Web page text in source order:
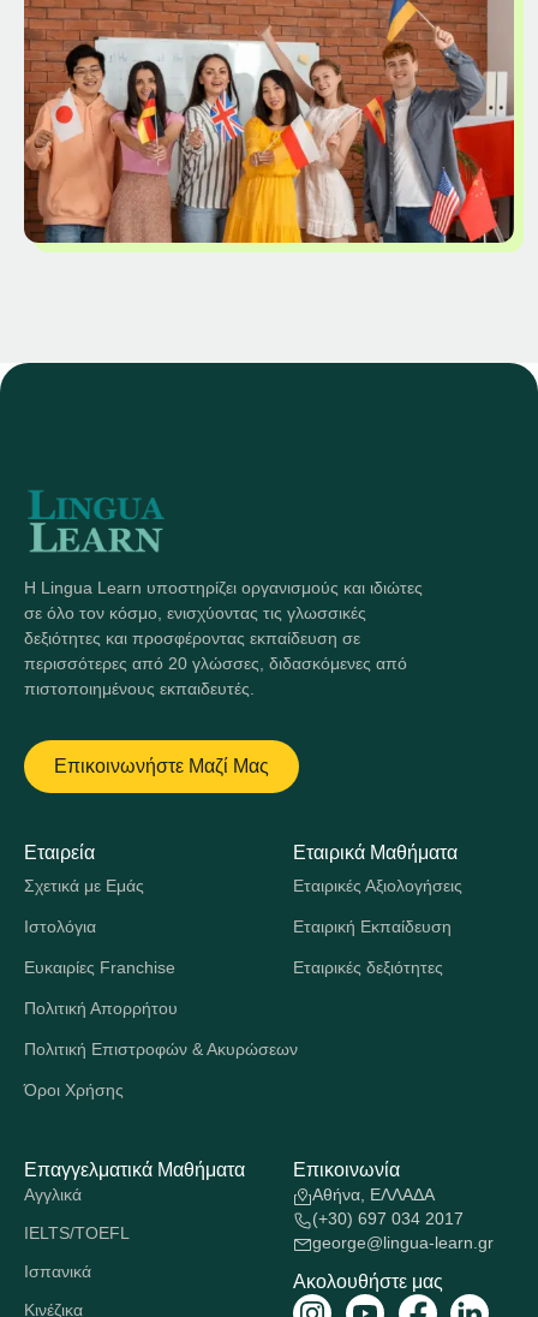
Η Lingua Learn υποστηρίζει οργανισμούς και ιδιώτες
σε όλο τον κόσμο, ενισχύοντας τις γλωσσικές
δεξιότητες και προσφέροντας εκπαίδευση σε
περισσότερες από 20 γλώσσες, διδασκόμενες από
πιστοποιημένους εκπαιδευτές.
Επικοινωνήστε Μαζί Μας
Εταιρεία
Σχετικά με Εμάς
Ιστολόγια
Ευκαιρίες Franchise
Πολιτική Απορρήτου
Πολιτική Επιστροφών & Ακυρώσεων
Όροι Χρήσης
Εταιρικά Μαθήματα
Εταιρικές Αξιολογήσεις
Εταιρική Εκπαίδευση
Εταιρικές δεξιότητες
Επαγγελματικά Μαθήματα
Αγγλικά
IELTS/TOEFL
Ισπανικά
Κινέζικα
Επικοινωνία
Αθήνα, ΕΛΛΑΔΑ
(+30) 697 034 2017
george@lingua-learn.gr
Ακολουθήστε μας